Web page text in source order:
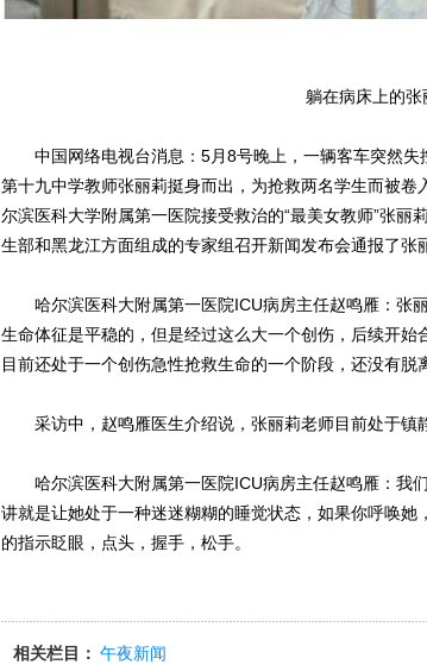
躺在病床上的张
中国网络电视台消息：5月8号晚上，一辆客车突然失
第十九中学教师张丽莉挺身而出，为抢救两名学生而被
尔滨医科大学附属第一医院接受救治的“最美女教师”张丽
生部和黑龙江方面组成的专家组召开新闻发布会通报了张
哈尔滨医科大附属第一医院ICU病房主任赵鸣雁：张
生命体征是平稳的，但是经过这么大一个创伤，后续开
目前还处于一个创伤急性抢救生命的一个阶段，还没有脱
采访中，赵鸣雁医生介绍说，张丽莉老师目前处于镇
哈尔滨医科大附属第一医院ICU病房主任赵鸣雁：我
讲就是让她处于一种迷迷糊糊的睡觉状态，如果你呼唤
的指示眨眼，点头，握手，松手。
相关栏目： 午夜新闻